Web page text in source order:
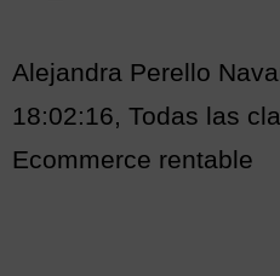
Alejandra Perello
18:02:16, Todas las
Ecommerce rentable